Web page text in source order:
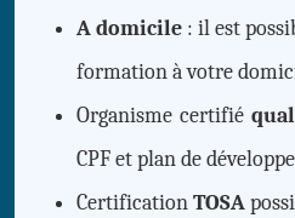
A domicile: il est
formation à votre
Organisme certifié
CPF et plan de
CertificationTOSA